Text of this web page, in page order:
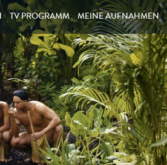
TV PROGRAMM MEINEAUFNAHMEN